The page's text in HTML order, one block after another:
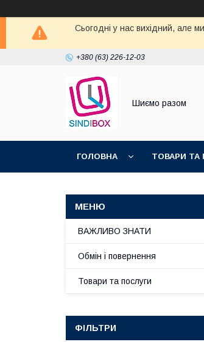
Сьогодні у нас вихідний, але
+380 (63) 226-12-03
Шиємо разом
ГОЛОВНА ТОВАРИ ТА
ВАЖЛИВО ЗНАТИ
Обмін і повернення
Товари та послуги
ФІЛЬТРИ